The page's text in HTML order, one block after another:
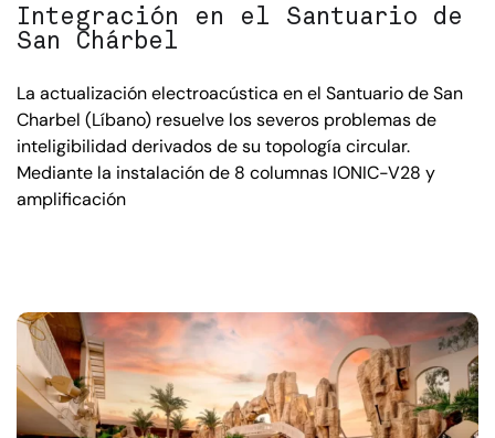
Integración en el Santuario de
San Chárbel
La actualización electroacústica en el Santuario de San
Charbel (Líbano) resuelve los severos problemas de
inteligibilidad derivados de su topología circular.
Mediante la instalación de 8 columnas IONIC-V28 y
amplificación